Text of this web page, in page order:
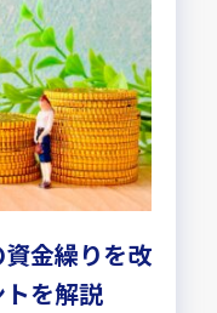
金繰りを改
を解説